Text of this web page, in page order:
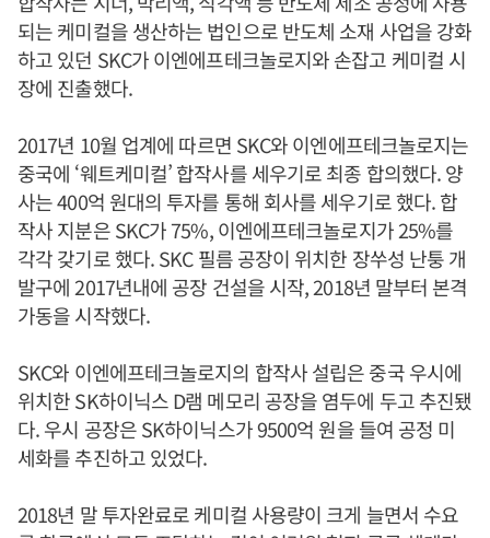
되는 케미컬을 생산하는 법인으로 반도체 소재 사업을 강화
하고 있던 SKC가 이엔에프테크놀로지와 손잡고 케미컬 시
장에 진출했다.
2017년 10월 업계에 따르면 SKC와 이엔에프테크놀로지는
중국에 ‘웨트케미컬’ 합작사를 세우기로 최종 합의했다. 양
사는 400억 원대의 투자를 통해 회사를 세우기로 했다. 합
작사 지분은 SKC가 75%, 이엔에프테크놀로지가 25%를
각각 갖기로 했다. SKC 필름 공장이 위치한 장쑤성 난퉁 개
발구에 2017년내에 공장 건설을 시작, 2018년 말부터 본격
가동을 시작했다.
SKC와 이엔에프테크놀로지의 합작사 설립은 중국 우시에
위치한 SK하이닉스 D램 메모리 공장을 염두에 두고 추진됐
다. 우시 공장은 SK하이닉스가 9500억 원을 들여 공정 미
세화를 추진하고 있었다.
2018년 말 투자완료로 케미컬 사용량이 크게 늘면서 수요